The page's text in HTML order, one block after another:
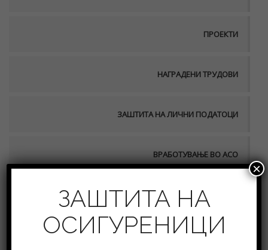
ПРОЕКТИ
НАГРАДЕНИ ТРУДОВИ
ЗАШТИТА НА ЛИЧНИ ПОДАТОЦИ
ВРАБОТУВАЊЕ ВО АСО
ПУБЛИКАЦИИ
ЗАШТИТА НА
ОСИГУРЕНИЦИ
×